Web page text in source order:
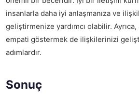
insanlarla daha iyi anlaşmanıza ve
geliştirmenize yardımcı olabilir.
empati göstermek de ilişkilerinizi
adımlardır.
Sonuç